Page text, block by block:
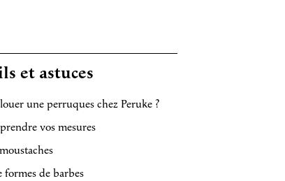
et astuces
une perruques chez Peruke ?
vos mesures
formes de barbes